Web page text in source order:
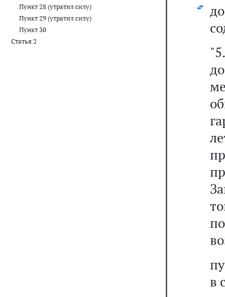
Пункт 28 (утратил силу)
Пункт 29 (утратил силу)
Пункт 30
Статья 2
в